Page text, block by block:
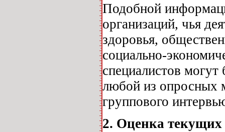
Подобной
организаций, чья
здоровья,
социально-
специалистов
любой из опросных
группового
2. Оценка